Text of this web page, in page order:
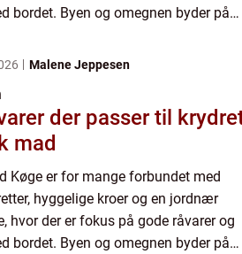
bordet. Byen og omegnen byder på
... Malene Jeppesen
der passer til
mad
Køge er for mange forbundet med
hyggelige kroer og en jordnær
hvor der er fokus på gode råvarer og
bordet. Byen og omegnen byder på